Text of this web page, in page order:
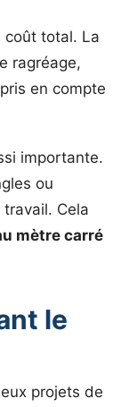
coût total. La
ragréage,
en compte
importante.
ou
Cela
mètre carré
le
projets de